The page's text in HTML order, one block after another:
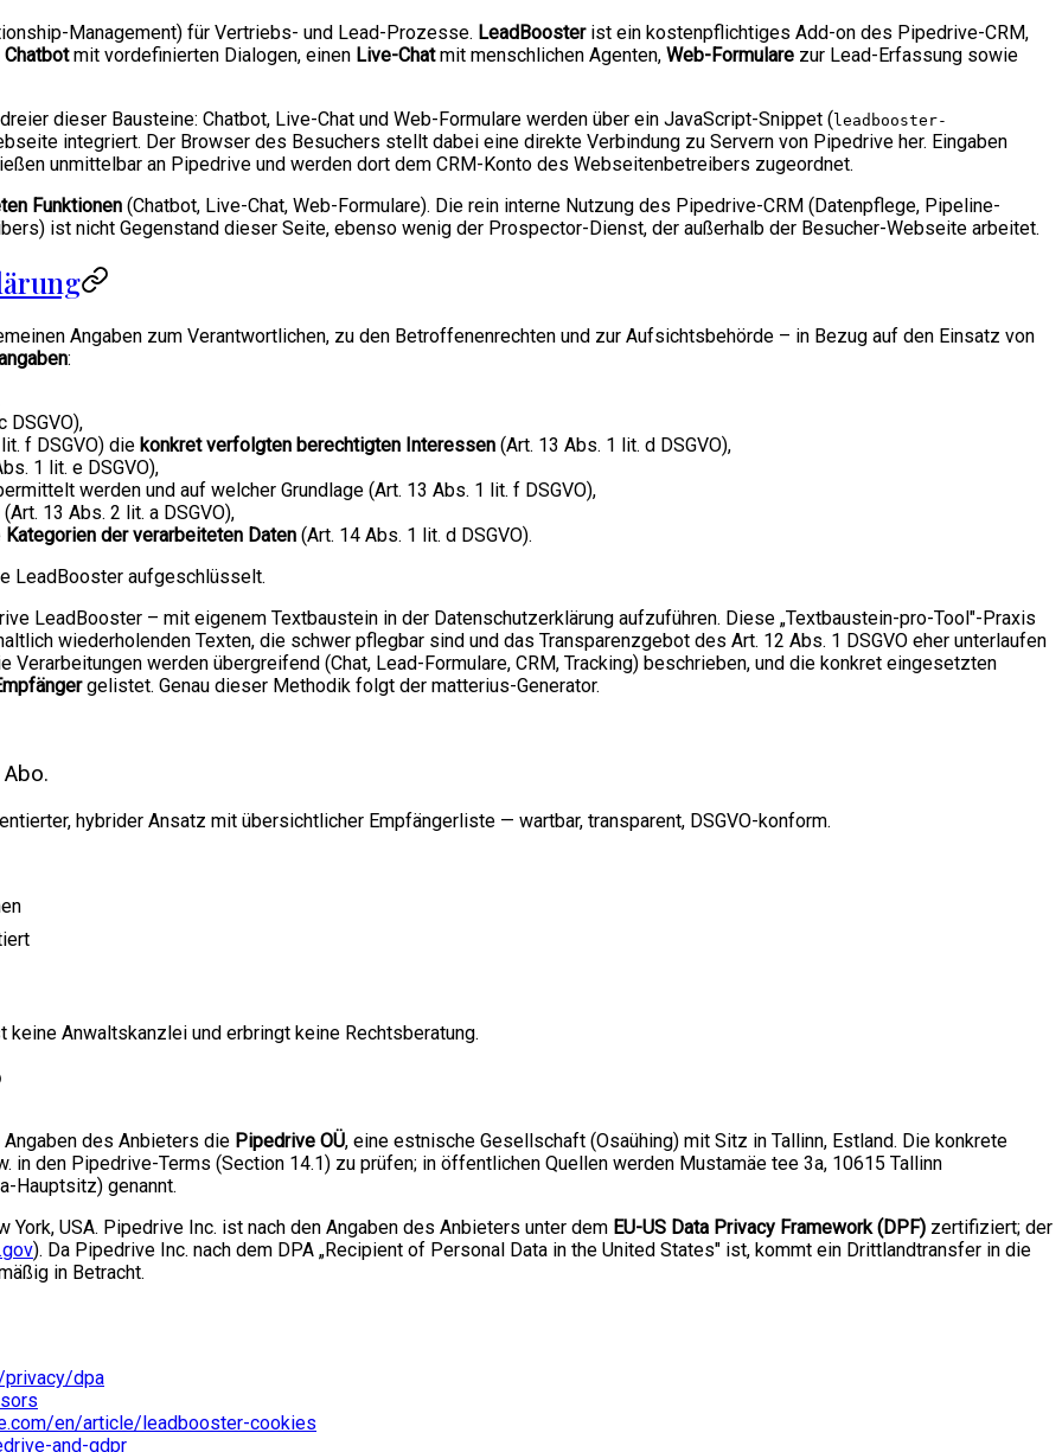
Management) für Vertriebs- und Lead-Prozesse. LeadBoosterist ein kostenpflichtiges Add-on des Pipedrive-CRM,
Chatbotmit vordefinierten Dialogen, einen Live-Chatmit menschlichen Agenten, Web-Formulare zur Lead-Erfassung sowie
dreier dieser Bausteine: Chatbot, Live-Chat und Web-Formulare werden über ein JavaScript-Snippet ( leadbooster-
integriert. Der Browser des Besuchers stellt dabei eine direkte Verbindung zu Servern von Pipedrive her. Eingaben
unmittelbar an Pipedrive und werden dort dem CRM-Konto des Webseitenbetreibers zugeordnet.
Funktionen (Chatbot, Live-Chat, Web-Formulare). Die rein interne Nutzung des Pipedrive-CRM (Datenpflege, Pipeline-
ist nicht Gegenstand dieser Seite, ebenso wenig der Prospector-Dienst, der außerhalb der Besucher-Webseite arbeitet.
Angaben zum Verantwortlichen, zu den Betroffenenrechten und zur Aufsichtsbehörde – in Bezug auf den Einsatz von
:
DSGVO),
f DSGVO) die konkret verfolgten berechtigten Interessen (Art. 13 Abs. 1 lit. d DSGVO),
1 lit. e DSGVO),
werden und auf welcher Grundlage (Art. 13 Abs. 1 lit. f DSGVO),
13 Abs. 2 lit. a DSGVO),
Kategorien der verarbeiteten Daten (Art. 14 Abs. 1 lit. d DSGVO).
LeadBooster aufgeschlüsselt.
LeadBooster – mit eigenem Textbaustein in der Datenschutzerklärung aufzuführen. Diese „Textbaustein-pro-Tool"-Praxis
wiederholenden Texten, die schwer pflegbar sind und das Transparenzgebot des Art. 12 Abs. 1 DSGVO eher unterlaufen
Verarbeitungen werden übergreifend (Chat, Lead-Formulare, CRM, Tracking) beschrieben, und die konkret eingesetzten
gelistet. Genau dieser Methodik folgt der matterius-Generator.
hybrider Ansatz mit übersichtlicher Empfängerliste — wartbar, transparent, DSGVO-konform.
Anwaltskanzlei und erbringt keine Rechtsberatung.
des Anbieters die Pipedrive OÜ, eine estnische Gesellschaft (Osaühing) mit Sitz in Tallinn, Estland. Die konkrete
den Pipedrive-Terms (Section 14.1) zu prüfen; in öffentlichen Quellen werden Mustamäe tee 3a, 10615 Tallinn
Hauptsitz) genannt.
York, USA. Pipedrive Inc. ist nach den Angaben des Anbieters unter dem EU-US Data Privacy Framework (DPF) zertifiziert; der
). Da Pipedrive Inc. nach dem DPA „Recipient of Personal Data in the United States" ist, kommt ein Drittlandtransfer in die
in Betracht.
dpa
en/article/leadbooster-cookies
and-gdpr